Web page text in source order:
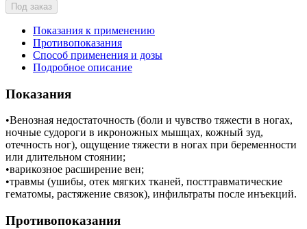
Под заказ
Показания к применению
Противопоказания
Способ применения и дозы
Подробное описание
Показания
•Венозная недостаточность (боли и чувство тяжести в ногах,
ночные судороги в икроножных мышцах, кожный зуд,
отечность ног), ощущение тяжести в ногах при беременности
или длительном стоянии;
•варикозное расширение вен;
•травмы (ушибы, отек мягких тканей, посттравматические
гематомы, растяжение связок), инфильтраты после инъекций.
Противопоказания